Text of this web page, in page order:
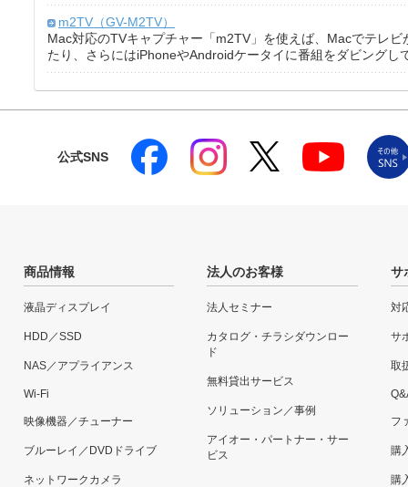
m2TV（GV-M2TV）
Mac対応のTVキャプチャー「m2TV」を使えば、Macでテレ
たり、さらにはiPhoneやAndroidケータイに番組をダビングし
公式SNS
商品情報
液晶ディスプレイ
HDD／SSD
NAS／アプライアンス
Wi-Fi
映像機器／チューナー
ブルーレイ／DVDドライブ
ネットワークカメラ
法人のお客様
法人セミナー
カタログ・チラシダウンロー
ド
無料貸出サービス
ソリューション／事例
アイオー・パートナー・サー
ビス
サ
対
サ
取
フ
購
購